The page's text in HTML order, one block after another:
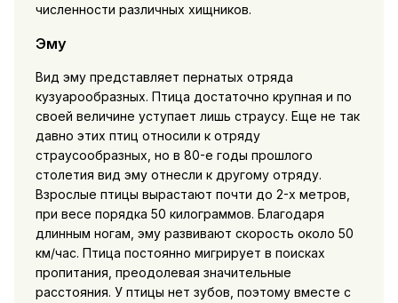
численности различных хищников.
Эму
Вид эму представляет пернатых отряда
кузуарообразных. Птица достаточно крупная и по
своей величине уступает лишь страусу. Еще не так
давно этих птиц относили к отряду
страусообразных, но в 80-е годы прошлого
столетия вид эму отнесли к другому отряду.
Взрослые птицы вырастают почти до 2-х метров,
при весе порядка 50 килограммов. Благодаря
длинным ногам, эму развивают скорость около 50
км/час. Птица постоянно мигрирует в поисках
пропитания, преодолевая значительные
расстояния. У птицы нет зубов, поэтому вместе с